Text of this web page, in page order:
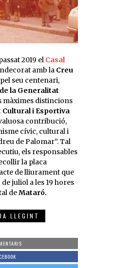
2019 el Casal
amb la Creu
pel seu centenari,
la Generalitat
màximes distincions
Cultural i Esportiva
contribució,
cívic, cultural i
de Palomar”. Tal
els responsables
la placa
de lliurament que
juliol a les 19 hores
deMataró.
LLEGINT